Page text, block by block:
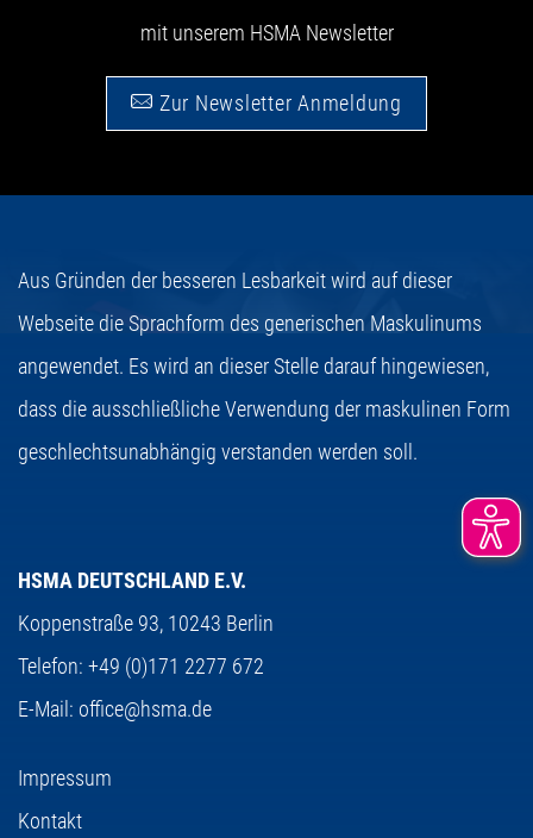
mit unserem HSMA Newsletter
Zur Newsletter Anmeldung
Aus Gründen der besseren Lesbarkeit wird auf dieser
Webseite die Sprachform des generischen Maskulinums
angewendet. Es wird an dieser Stelle darauf hingewiesen,
dass die ausschließliche Verwendung der maskulinen Form
geschlechtsunabhängig verstanden werden soll.
HSMA DEUTSCHLAND E.V.
Koppenstraße 93, 10243 Berlin
Telefon: +49 (0)171 2277 672
E-Mail: office@hsma.de
Impressum
Kontakt